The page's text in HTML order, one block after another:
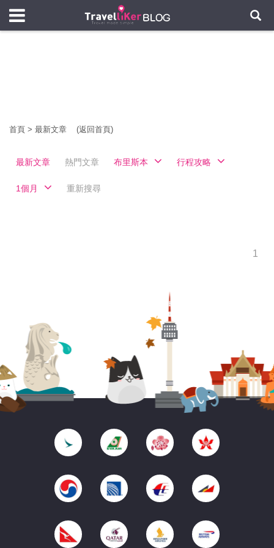
首頁 > 最新文章 (返回首頁)
最新文章 熱門文章 布里斯本 行程攻略
1個月 重新搜尋
1